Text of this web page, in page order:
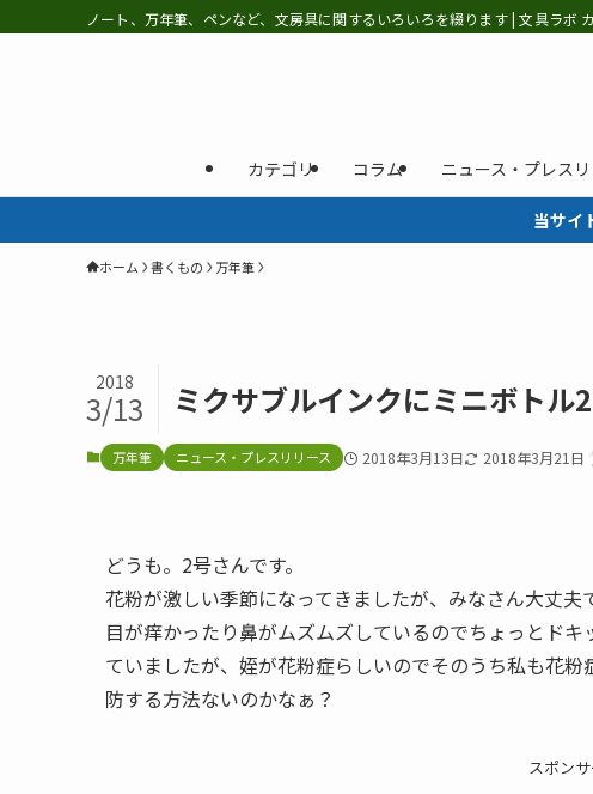
ノート、万年筆、ペンなど、文房具に関するいろいろを綴ります | 文具ラボ
カテゴリ コラム ニュース・プレス
当サイ
ホーム 書くもの 万年筆
ミクサブルインクにミニボトル
2018
3/13
万年筆 ニュース・プレスリリース 2018年3月13日 2018年3月21日
どうも。2号さんです。
花粉が激しい季節になってきましたが、みなさん大丈
目が痒かったり鼻がムズムズしているのでちょっとド
ていましたが、姪が花粉症らしいのでそのうち私も花
防する方法ないのかなぁ？
スポン